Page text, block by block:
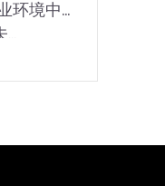
环境中，